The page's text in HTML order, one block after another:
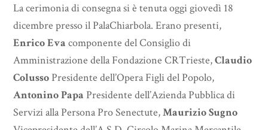
La cerimonia di consegna si è tenuta oggi giovedì 18
dicembre presso il PalaChiarbola. Erano presenti,
Enrico Evacomponente del Consiglio di
Amministrazione della Fondazione CRTrieste,Claudio
Colusso Presidente dell’Opera Figli del Popolo,
Antonino Papa Presidente dell’Azienda Pubblica di
Servizi alla Persona Pro Senectute,Maurizio Sugno